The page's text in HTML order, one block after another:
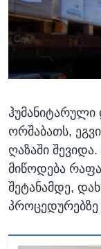
ᲡᲢᲣᲓᲘᲐ
ᲔᲙᲝᲜᲝᲛᲘᲙᲐ
ᲯᲐᲜᲛᲠᲗᲔᲚᲝᲑᲐ
ᲙᲣᲚᲢᲣᲠᲐ
ᲒᲐᲚᲘᲚᲔᲝ
ᲓᲔᲖᲘᲜᲤᲝᲠᲛᲐᲪᲘᲐ
Learning
ენები
ჰუმანიტარული
ორშაბათს,
ღაზაში
მიწოდება
შეტანამდე,